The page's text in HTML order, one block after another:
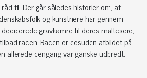
til. Der går således historier om, at
og kunstnere har gennem
gravkamre til deres maltesere,
racen. Racen er desuden afbildet på
allerede dengang var ganske udbredt.